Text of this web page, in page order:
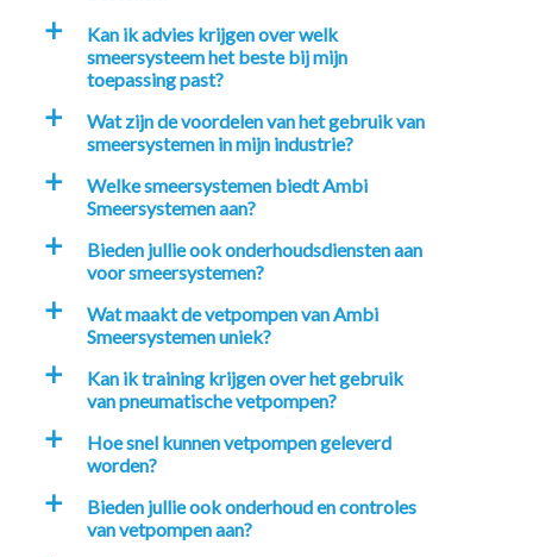
a
Kan ik advies krijgen over welk
smeersysteem het beste bij mijn
toepassing past?
a
Wat zijn de voordelen van het gebruik van
smeersystemen in mijn industrie?
a
Welke smeersystemen biedt Ambi
Smeersystemen aan?
a
Bieden jullie ook onderhoudsdiensten aan
voor smeersystemen?
a
Wat maakt de vetpompen van Ambi
Smeersystemen uniek?
a
Kan ik training krijgen over het gebruik
van pneumatische vetpompen?
a
Hoe snel kunnen vetpompen geleverd
worden?
a
Bieden jullie ook onderhoud en controles
van vetpompen aan?